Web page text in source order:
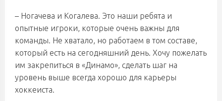
– Ногачева и Когалева. Это наши ребята и
опытные игроки, которые очень важны для
команды. Не хватало, но работаем в том составе,
который есть на сегодняшний день. Хочу пожелать
им закрепиться в «Динамо», сделать шаг на
уровень выше всегда хорошо для карьеры
хоккеиста.